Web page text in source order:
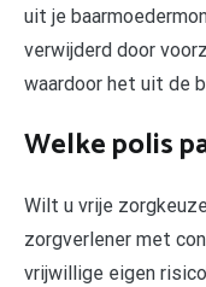
uit je
verwijderd door
waardoor het uit de
Welke polis
Wilt u vrije
zorgverlener met
vrijwillige eigen